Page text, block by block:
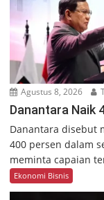
Agustus 8, 2026
Danantara Naik
Danantara disebut
400 persen dalam
meminta capaian
Ekonomi Bisnis